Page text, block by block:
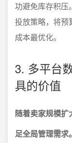
功避免库存积压
投放策略，将预
成本最优化。
3. 多平台
具的价值
随着卖家规模
足全局管理需求。